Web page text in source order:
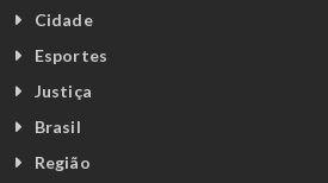
Cidade
Esportes
Justiça
Brasil
Região